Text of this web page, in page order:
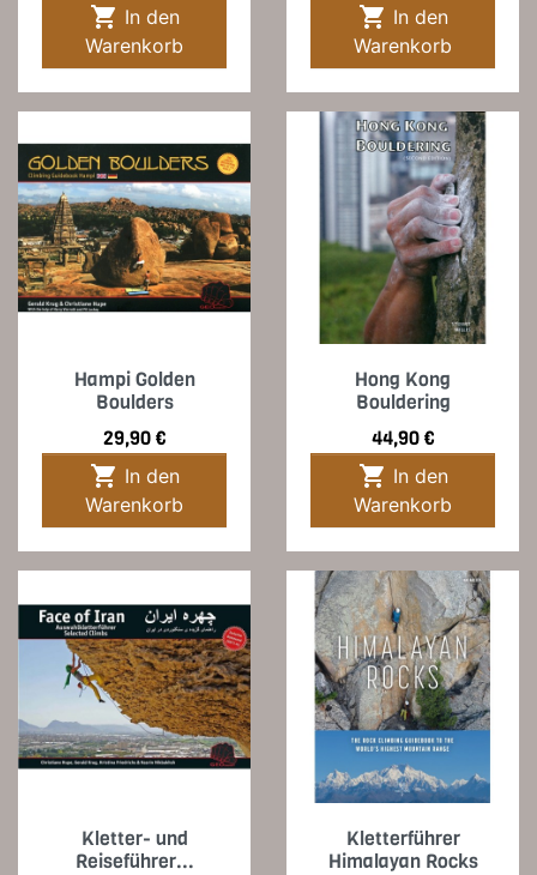

Warenkorb

Warenkorb
Hampi Golden
Boulders
Preis
29,90 €

Warenkorb
Hong Kong
Bouldering
Preis
44,90 €

Warenkorb
Kletter- und
Reiseführer...
Kletterführer
Himalayan Rocks